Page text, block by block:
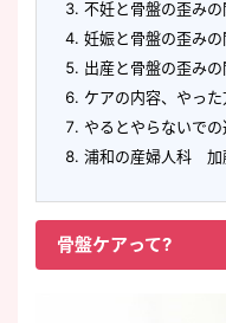
不妊と骨盤の歪みの
妊娠と骨盤の歪みの
出産と骨盤の歪み
ケアの内容、やった
やるとやらないでの
浦和の産婦人科 加
骨盤ケアって?